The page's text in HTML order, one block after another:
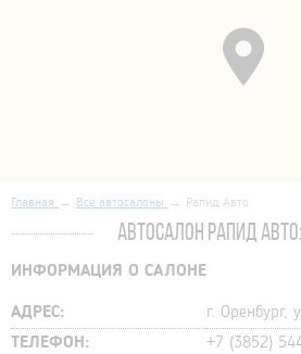
Главная Все автосалоны Рапид Авто
АВТОСАЛОН РАПИД
ИНФОРМАЦИЯ О САЛОНЕ
АДРЕС:
г. Оренбург,
ТЕЛЕФОН:
+7 (3852)